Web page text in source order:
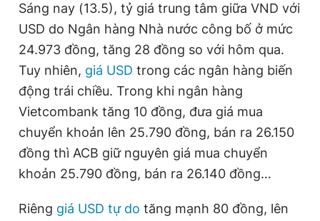
Sản phẩm khác
Tiện ích Bạn cần biết
Thông tin tòa soạn Liên hệ quảng cáo
Sáng nay (13.5), tỷ giá trung tâm giữa VND với
USD do Ngân hàng Nhà nước công bố ở mức
24.973 đồng, tăng 28 đồng so với hôm qua.
Tuy nhiên, giá USD trong các ngân hàng biến
động trái chiều. Trong khi ngân hàng
Vietcombank tăng 10 đồng, đưa giá mua
chuyển khoản lên 25.790 đồng, bán ra 26.150
đồng thì ACB giữ nguyên giá mua chuyển
khoản 25.790 đồng, bán ra 26.140 đồng…
Riêng giá USD tự do tăng mạnh 80 đồng, lên